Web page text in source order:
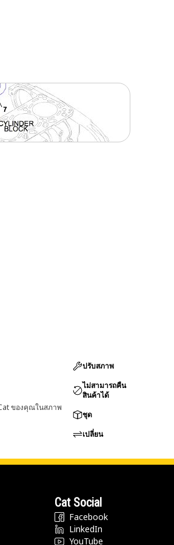
ของคุณในสภาพ
ปรับสภาพ
ไม่สามารถคืน
สินค้าได้
ชุด
เปลี่ยน
Cat Social
Facebook
LinkedIn
YouTube